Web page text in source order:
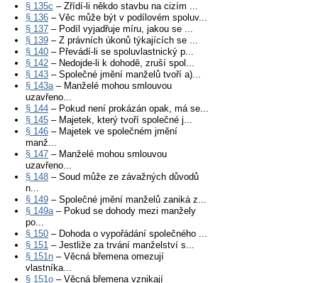
§ 135c – Zřídí-li někdo stavbu na cizím ...
§ 136 – Věc může být v podílovém spoluv...
§ 137 – Podíl vyjadřuje míru, jakou se ...
§ 139 – Z právních úkonů týkajících se ...
§ 140 – Převádí-li se spoluvlastnický p...
§ 142 – Nedojde-li k dohodě, zruší spol...
§ 143 – Společné jmění manželů tvoří a)...
§ 143a– Manželé mohou smlouvou
uzavřeno...
§ 144 – Pokud není prokázán opak, má se...
§ 145 – Majetek, který tvoří společné j...
§ 146 – Majetek ve společném jmění
manž...
§ 147 – Manželé mohou smlouvou
uzavřeno...
§ 148 – Soud může ze závažných důvodů
n...
§ 149 – Společné jmění manželů zaniká z...
§ 149a– Pokud se dohody mezi manžely
po...
§ 150 – Dohoda o vypořádání společného ...
§ 151 – Jestliže za trvání manželství s...
§ 151n – Věcná břemena omezují
vlastníka...
§ 151o – Věcná břemena vznikají